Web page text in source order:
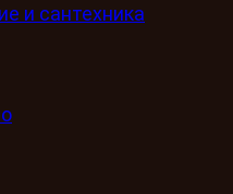
и сантехника